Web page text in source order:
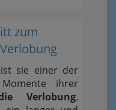
zum
sie einer der
ihrer
Verlobung.